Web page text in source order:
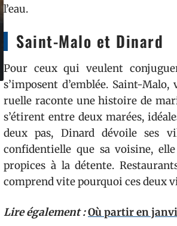
l’eau.
Saint-Malo et Dinard
Pour ceux qui veulent
s’imposent d’emblée. Saint-
ruelle raconte une histoire de
s’étirent entre deux marées,
deux pas, Dinard dévoile ses
confidentielle que sa voisine,
propices à la détente.
comprend vite pourquoi ces deux
Lire également :Où partir en